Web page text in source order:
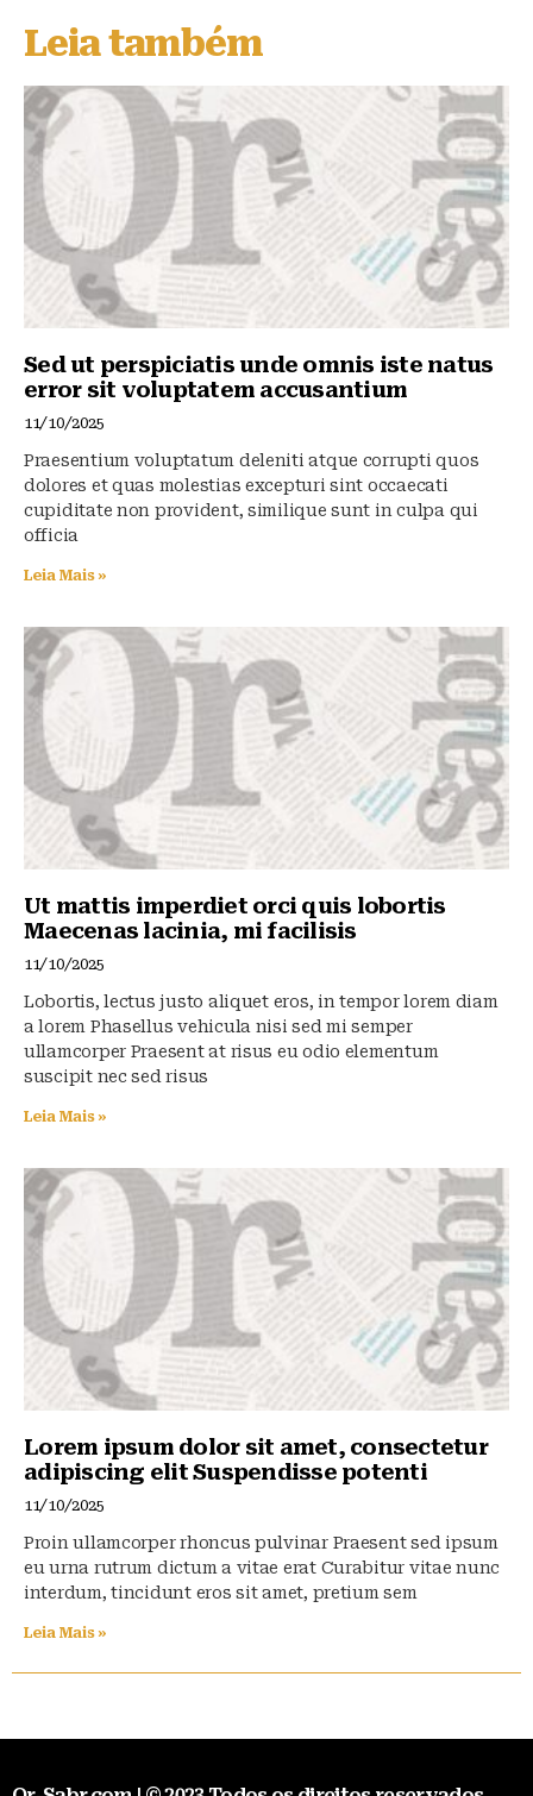
s
k
y
e
b
o
o
k
s
A
p
p
Leia também
Sed ut perspiciatis unde omnis iste natus
error sit voluptatem accusantium
11/10/2025
Praesentium voluptatum deleniti atque corrupti quos
dolores et quas molestias excepturi sint occaecati
cupiditate non provident, similique sunt in culpa qui
officia
Leia Mais »
Ut mattis imperdiet orci quis lobortis
Maecenas lacinia, mi facilisis
11/10/2025
Lobortis, lectus justo aliquet eros, in tempor lorem diam
a lorem Phasellus vehicula nisi sed mi semper
ullamcorper Praesent at risus eu odio elementum
suscipit nec sed risus
Leia Mais »
Lorem ipsum dolor sit amet, consectetur
adipiscing elit Suspendisse potenti
11/10/2025
Proin ullamcorper rhoncus pulvinar Praesent sed ipsum
eu urna rutrum dictum a vitae erat Curabitur vitae nunc
interdum, tincidunt eros sit amet, pretium sem
Leia Mais »